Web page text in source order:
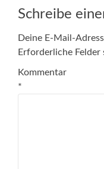
Schreibe
Deine E-Mail-
Erforderliche Felder
Kommentar
*